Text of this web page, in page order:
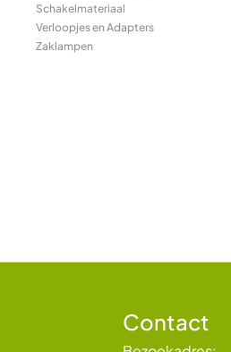
Schakelmateriaal
Verloopjes en Adapters
Zaklampen
Contact